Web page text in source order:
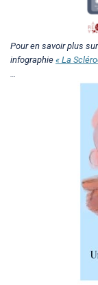
Pour en savoir plus
infographie « La
…